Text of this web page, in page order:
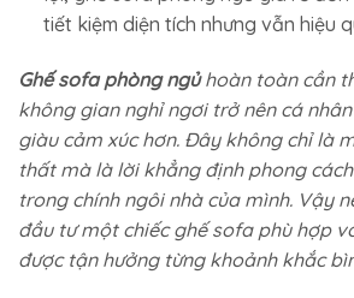
tiết kiệm diện tích nhưng vẫn hiệu
Ghế sofa phòng ngủ​hoàn toàn cần
không gian nghỉ ngơi trở nên cá
giàu cảm xúc hơn. Đây không chỉ là
thất mà là lời khẳng định phong
trong chính ngôi nhà của mình. Vậy
đầu tư một chiếc ghế sofa phù hợp
được tận hưởng từng khoảnh khắc